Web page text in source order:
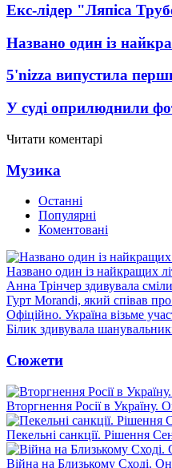
Екс-лідер "Ляпіса
Названо один із
5'nizza випустила
У суді оприлюднили
Читати коментарі
Музика
Останні
Популярні
Коментовані
Названо один із найкращих
Анна Трінчер здивувала
Гурт Morandi, який співав
Офіційно. Україна візьме
Білик здивувала
Сюжети
Вторгнення Росії в Україну.
Пекельні санкції. Рішення
Війна на Близькому Сході.